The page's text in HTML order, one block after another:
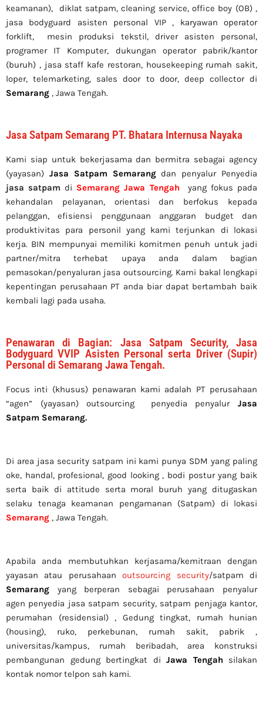
keamanan), diklat satpam,cleaning service,office boy (OB) ,
jasa bodyguard asisten personal VIP , karyawan operator
forklift, mesin produksi tekstil, driver asisten personal,
programer IT Komputer, dukungan operator pabrik/kantor
(buruh) , jasa staff kafe restoran, housekeeping rumah sakit,
loper, telemarketing, sales door to door, deep collector di
Semarang , Jawa Tengah.
Jasa Satpam Semarang PT. Bhatara Internusa Nayaka
Kami siap untuk bekerjasama dan bermitra sebagai agency
(yayasan) Jasa Satpam Semarangdan penyalur Penyedia
jasa satpam di Semarang Jawa Tengah
yang fokus pada
kehandalan pelayanan, orientasi dan berfokus kepada
pelanggan, efisiensi penggunaan anggaran budget dan
produktivitas para personil yang kami terjunkan di lokasi
kerja. BIN mempunyai memiliki komitmen penuh untuk jadi
partner/mitra terhebat upaya anda dalam bagian
pemasokan/penyaluran jasa outsourcing. Kami bakal lengkapi
kepentingan perusahaan PT anda biar dapat bertambah baik
kembali lagi pada usaha.
Penawaran di Bagian: Jasa Satpam Security, Jasa
Bodyguard VVIP Asisten Personal serta Driver (Supir)
Personal di Semarang Jawa Tengah.
Focus inti (khusus) penawaran kami adalah PT perusahaan
“agen” (yayasan) outsourcing penyedia penyalur
Jasa
Satpam Semarang.
Di area jasa security satpam ini kami punya SDM yang paling
oke, handal, profesional, good looking , bodi postur yang baik
serta baik di attitude serta moral buruh yang ditugaskan
selaku tenaga keamanan pengamanan (Satpam) di lokasi
Semarang , Jawa Tengah.
Apabila anda membutuhkan kerjasama/kemitraan dengan
yayasan atau perusahaanoutsourcing security/satpam di
Semarang yang berperan sebagai perusahaan penyalur
agen penyedia jasa satpam security, satpam penjaga kantor,
perumahan (residensial) , Gedung tingkat, rumah hunian
(housing), ruko, perkebunan, rumah sakit, pabrik ,
universitas/kampus, rumah beribadah, area konstruksi
pembangunan gedung bertingkat di Jawa Tengahsilakan
kontak nomor telpon sah kami.